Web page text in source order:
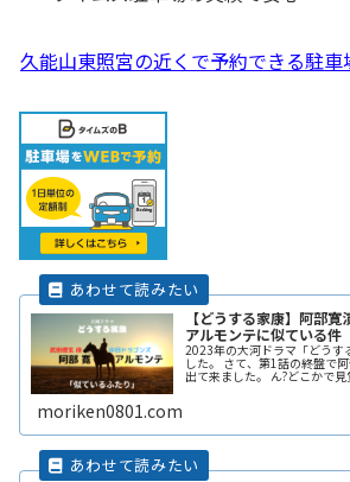
久能山東照宮の近くで予約できる駐車
【どうする家康】阿部
アルモンテに似ている件
2023年の大河ドラマ「どうす
した。 さて、第1話の終盤で阿部寛さん演じる武田信玄が
出て来ました。 ん?どこかで
モンテは今季から中日ドラゴ
す。阿部寛さんとアルモンテ
moriken0801.com